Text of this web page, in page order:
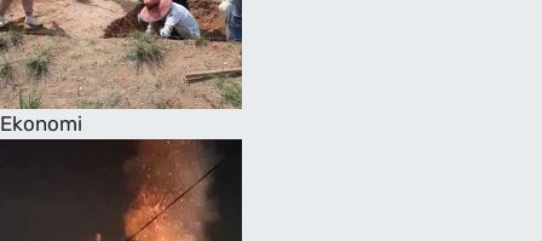
Ekonomi